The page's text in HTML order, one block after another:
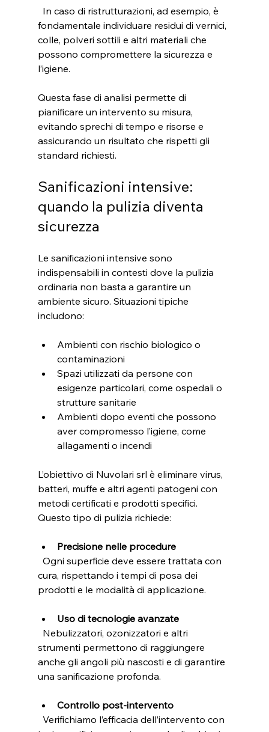
fondamentale individuare residui di vernici,
colle, polveri sottili e altri materiali che
possono compromettere la sicurezza e
l’igiene.
Questa fase di analisi permette di
pianificare un intervento su misura,
evitando sprechi di tempo e risorse e
assicurando un risultato che rispetti gli
standard richiesti.
Sanificazioni intensive:
quando la pulizia diventa
sicurezza
Le sanificazioni intensive sono
indispensabili in contesti dove la pulizia
ordinaria non basta a garantire un
ambiente sicuro. Situazioni tipiche
includono:
Ambienti con rischio biologico o
contaminazioni
Spazi utilizzati da persone con
esigenze particolari, come ospedali o
strutture sanitarie
Ambienti dopo eventi che possono
aver compromesso l’igiene, come
allagamenti o incendi
L’obiettivo di Nuvolari srl è eliminare virus,
batteri, muffe e altri agenti patogeni con
metodi certificati e prodotti specifici.
Questo tipo di pulizia richiede:
Precisione nelle procedure
cura, rispettando i tempi di posa dei
prodotti e le modalità di applicazione.
Uso di tecnologie avanzate
strumenti permettono di raggiungere
anche gli angoli più nascosti e di garantire
una sanificazione profonda.
Controllo post-intervento